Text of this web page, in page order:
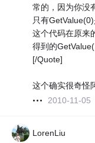
常的，因为你没
只有
这个代码在原来
得到的
[/Quote]
这个确实很奇怪
2010-11-05
LorenLiu